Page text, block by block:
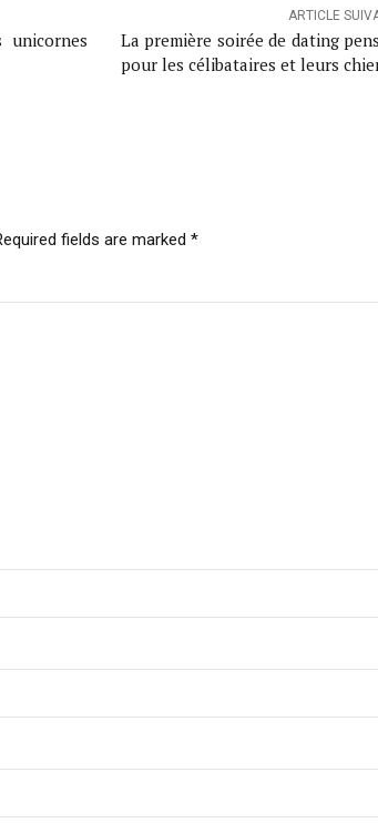
unicornes
ARTICLE
La première soirée de dating
pour les célibataires et leurs
fields are marked *